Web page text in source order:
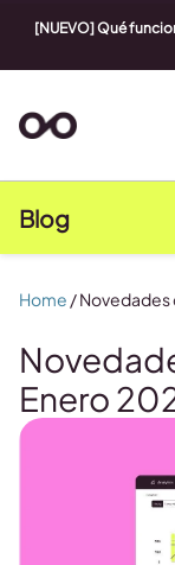
[NUEVO] Qué
Blog
Enero
Home /Novedades